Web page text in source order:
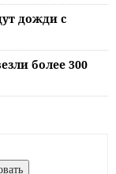
дожди с
более 300